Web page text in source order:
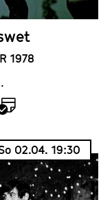
1978
K
a
l
e
02.04. 19:30